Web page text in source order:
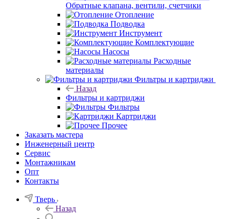
Обратные клапана, вентили, счетчики
Отопление
Подводка
Инструмент
Комплектующие
Насосы
Расходные
материалы
Фильтры и картриджи
Назад
Фильтры и картриджи
Фильтры
Картриджи
Прочее
Заказать мастера
Инженерный центр
Сервис
Монтажникам
Опт
Контакты
Тверь
Назад